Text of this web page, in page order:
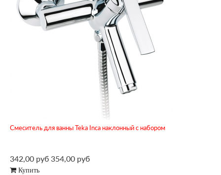
Смеситель для ванны Teka Inca наклонный с набором
342,00 руб 354,00 руб
Купить